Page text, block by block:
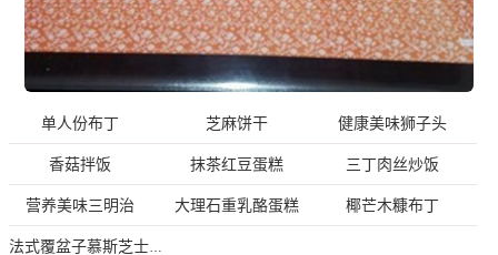
单人份布丁 芝麻饼干 健康美味狮子头
香菇拌饭 抹茶红豆蛋糕 三丁肉丝炒饭
营养美味三明治 大理石重乳酪蛋糕 椰芒木糠布丁